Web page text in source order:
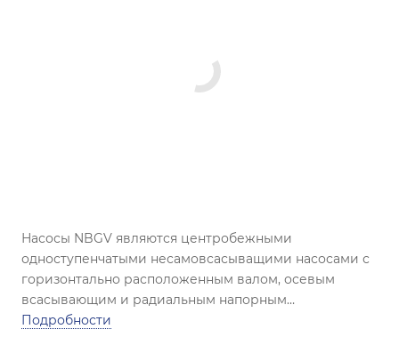
Насосы NBGV являются центробежными
одноступенчатыми несамовсасыващими насосами с
горизонтально расположенным валом, осевым
всасывающим и радиальным напорным
патрубками,поставляются на раме-
Подробности